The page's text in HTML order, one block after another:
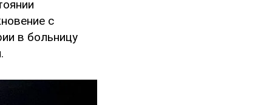
с
в больницу